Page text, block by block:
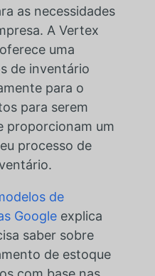
as necessidades
A Vertex
uma
de inventário
para o
para serem
proporcionam um
processo de
de
Googleexplica
saber sobre
de estoque